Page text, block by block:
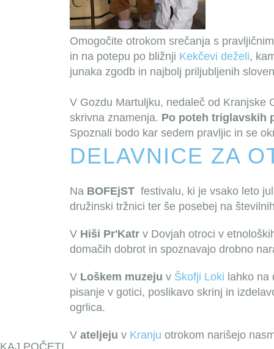
KAJ POČETI
Omogočite otrokom srečanja s
in na potepu po bližnji Kekčevi deželi,
junaka zgodb in najbolj priljubljenih
V Gozdu Martuljku, nedaleč od Kranjske
skrivna znamenja. Po poteh triglavskih
Spoznali bodo kar sedem pravljic in se
DELAVNICE ZA
Na BOFEjST festivalu, ki je vsako leto
družinski tržnici ter še posebej na
V Hiši Pr'Katr v Dovjah otroci v
domačih dobrot in spoznavajo drobno
V Loškem muzeju v Škofji Loki lahko
pisanje v gotici, poslikavo skrinj in
ogrlica.
V ateljeju v Kranju otrokom narišejo